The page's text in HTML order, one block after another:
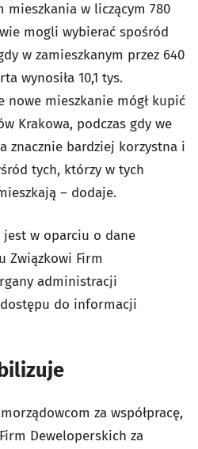
mieszkania w liczącym 780
mogli wybierać spośród
w zamieszkanym przez 640
wynosiła 10,1 tys.
nowe mieszkanie mógł kupić
Krakowa, podczas gdy we
znacznie bardziej korzystna i
tych, którzy w tych
– dodaje.
w oparciu o dane
Związkowi Firm
administracji
do informacji
za współpracę,
Deweloperskich za